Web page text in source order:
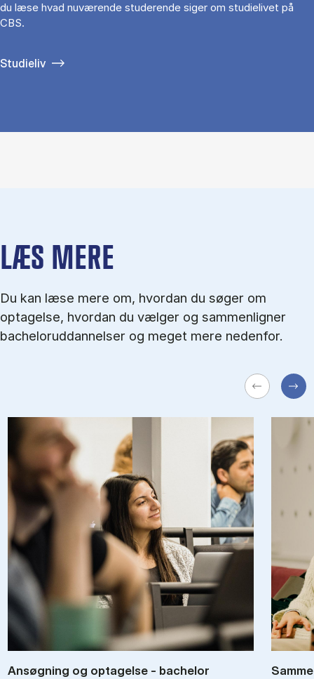
du læse hvad nuværende studerende siger om studielivet på
CBS.
Studieliv
LÆS MERE
Du kan læse mere om, hvordan du søger om
optagelse, hvordan du vælger og sammenligner
bacheloruddannelser og meget mere nedenfor.
An­søg­ning og op­ta­gel­se - ba­chel­or